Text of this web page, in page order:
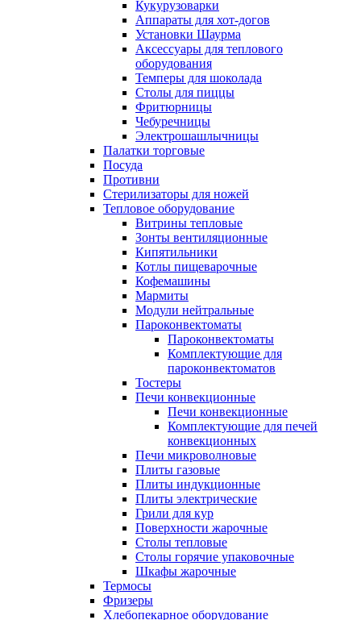
Кукурузоварки
Аппараты для хот-догов
Установки Шаурма
Аксессуары для теплового
оборудования
Темперы для шоколада
Столы для пиццы
Фритюрницы
Чебуречницы
Электрошашлычницы
Палатки торговые
Посуда
Противни
Стерилизаторы для ножей
Тепловое оборудование
Витрины тепловые
Зонты вентиляционные
Кипятильники
Котлы пищеварочные
Кофемашины
Мармиты
Модули нейтральные
Пароконвектоматы
Пароконвектоматы
Комплектующие для
пароконвектоматов
Тостеры
Печи конвекционные
Печи конвекционные
Комплектующие для печей
конвекционных
Печи микроволновые
Плиты газовые
Плиты индукционные
Плиты электрические
Грили для кур
Поверхности жарочные
Столы тепловые
Столы горячие упаковочные
Шкафы жарочные
Термосы
Фризеры
Хлебопекарное оборудование